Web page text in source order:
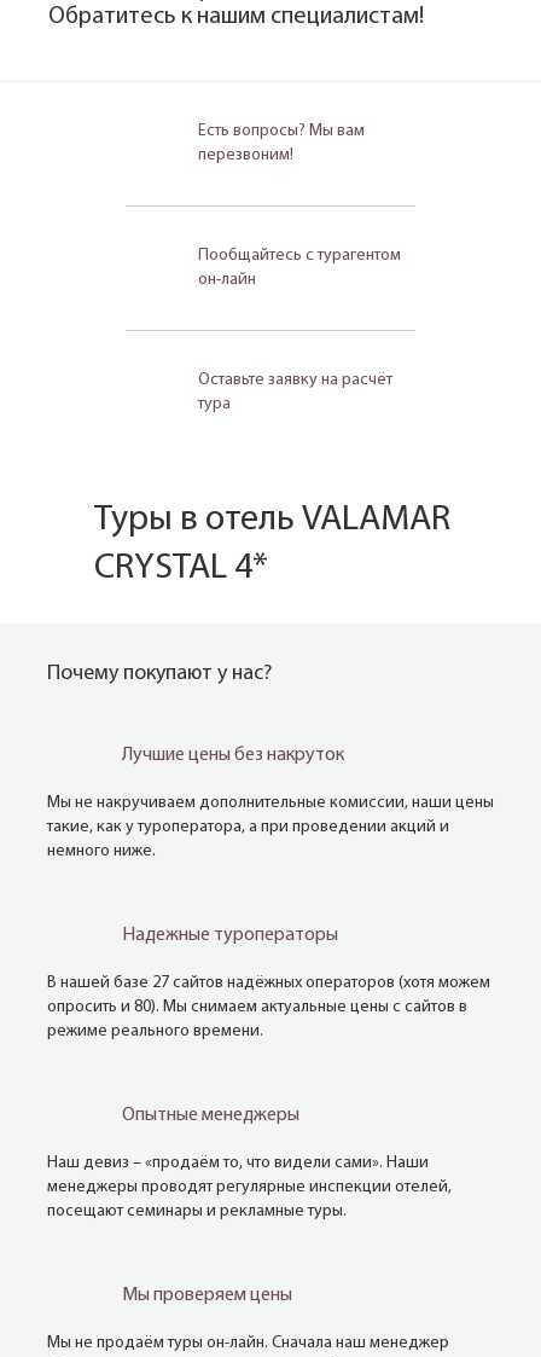
Обратитесь к нашим специалистам!
Есть вопросы? Мы вам
перезвоним!
Пообщайтесь с турагентом
он-лайн
Оставьте заявку на расчёт
тура
Туры в отель VALAMAR
CRYSTAL 4*
Почему покупают у нас?
Лучшие цены без накруток
Мы не накручиваем дополнительные комиссии, наши цены
такие, как у туроператора, а при проведении акций и
немного ниже.
Надежные туроператоры
В нашей базе 27 сайтов надёжных операторов (хотя можем
опросить и 80). Мы снимаем актуальные цены с сайтов в
режиме реального времени.
Опытные менеджеры
Наш девиз – «продаём то, что видели сами». Наши
менеджеры проводят регулярные инспекции отелей,
посещают семинары и рекламные туры.
Мы проверяем цены
Мы не продаём туры он-лайн. Сначала наш менеджер